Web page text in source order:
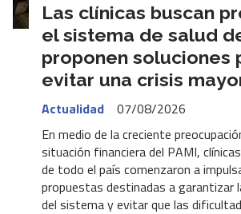
Las clínicas buscan
el sistema de salud
proponen soluciones
evitar una crisis
Actualidad
07/08/2026
En medio de la creciente
situación financiera del PAMI,
de todo el país comenzaron a
propuestas destinadas a garantizar
del sistema y evitar que las